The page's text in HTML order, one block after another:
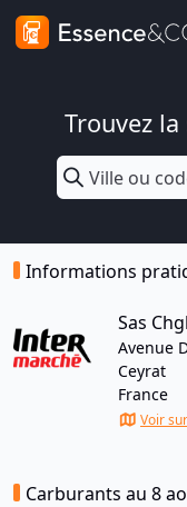
Trouvez
Informations
Sas Chgl
Avenue
Ceyrat
France
Voir
Carburants au 8